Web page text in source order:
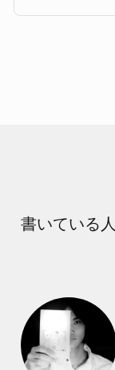
書いている人